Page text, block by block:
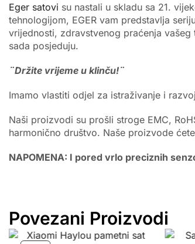
Eger satovi su nastali u skladu sa 21.
tehnologijom, EGER vam predstavlja
vrijednosti, zdravstvenog praćenja
sada posjeduju.
¨Držite vrijeme u klinču!¨
Imamo vlastiti odjel za istraživanje i
Naši proizvodi su prošli stroge EMC,
harmonično društvo. Naše proizvode
NAPOMENA: I pored vrlo preciznih
Povezani Proizvodi